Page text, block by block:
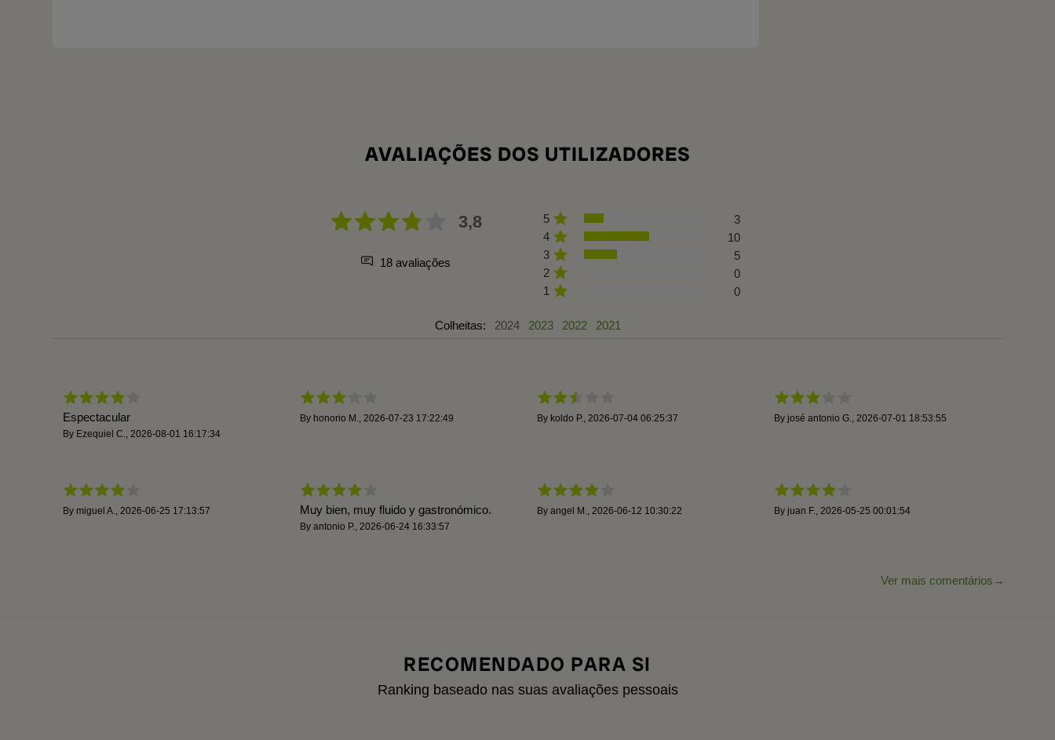
AVALIAÇÕES DOS UTILIZADORES
3,8
18 avaliações
5
3
4
10
3
5
2
0
1
0
Colheitas: 2024 2023 2022 2021
Espectacular
By Ezequiel C., 2026-08-01 16:17:34
By honorio M., 2026-07-23 17:22:49 By koldo P., 2026-07-04 06:25:37 By josé antonio G., 2026-07-01 18:53:55
By miguel A., 2026-06-25 17:13:57 Muy bien, muy fluido y gastronómico.
By antonio P., 2026-06-24 16:33:57
By angel M., 2026-06-12 10:30:22 By juan F., 2026-05-25 00:01:54
Ver mais comentários
RECOMENDADO PARA SI
Ranking baseado nas suas avaliações pessoais